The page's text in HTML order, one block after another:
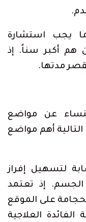
يجب استشارة
هم أكبر سناً. إذ
مدتها.
عن مواضع
أهم مواضع
لتسهيل إفراز
الجسم. إذ تعتمد
على الموقع
العلاجية